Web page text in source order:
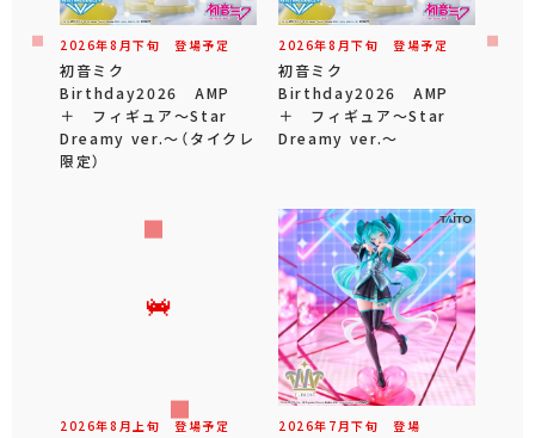
2026年8 月下旬 登場予定
初音ミク
Birthday2026 AMP
＋ フィギュア～Star
Dreamy ver.～（タイクレ
限定）
2026年8 月下旬 登場予定
初音ミク
Birthday2026 AMP
＋ フィギュア～Star
Dreamy ver.～
2026年8 月 上旬 登場予定 2026年 7 月下旬 登場